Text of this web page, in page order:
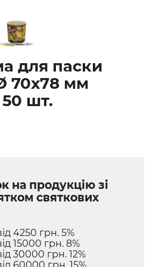
для паски
70х78 мм
шт.
на продукцію зі
святкових
4250 грн. 5%
15000 грн. 8%
30000 грн. 12%
60000 грн. 15%